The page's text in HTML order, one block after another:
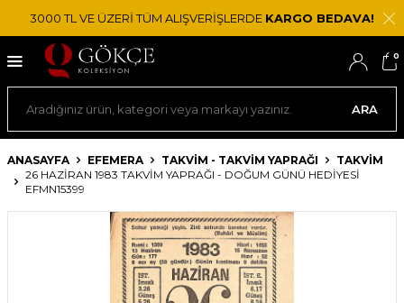
3000 TL VE ÜZERİ TÜM ALIŞVERİŞLERDE KARGO BEDAVA!
ARA
0
ANASAYFA EFEMERA TAKVIM - TAKVIM YAPRAĞI
TAKVIM
26 HAZIRAN 1983 TAKVIM YAPRAĞI - DOĞUM GÜNÜ HEDIYESI
EFMN15399